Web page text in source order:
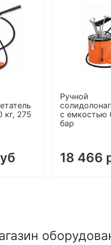
кг, 275
Ручной
с емкостью
бар
18 466